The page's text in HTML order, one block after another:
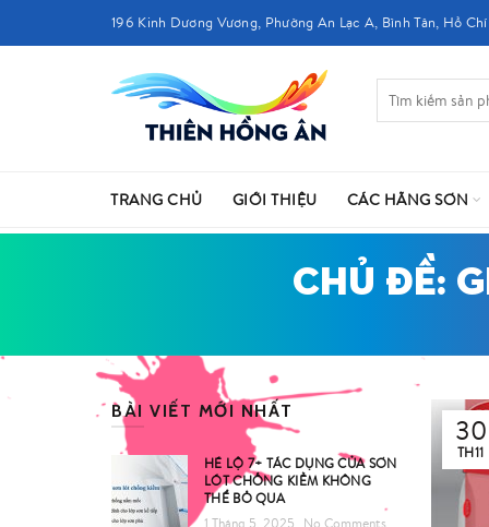
196 Kinh Dương Vương, Phường An Lạc A, Bình Tân, Hồ
TRANG CHỦ GIỚI THIỆU CÁC HÃNG SƠN
CHỦ ĐỀ:
30
TH11
BÀI VIẾT MỚI NHẤT
HÉ LỘ 7+ TÁC DỤNG CỦA SƠN
LÓT CHỐNG KIỀM KHÔNG
THỂ BỎ QUA
1 Tháng 5, 2025
No Comments